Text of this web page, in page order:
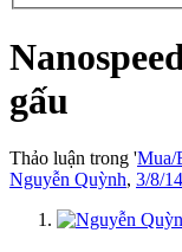
gấu
Thảo luận trong 'Mua/
Nguyễn Quỳnh, 3/8/14